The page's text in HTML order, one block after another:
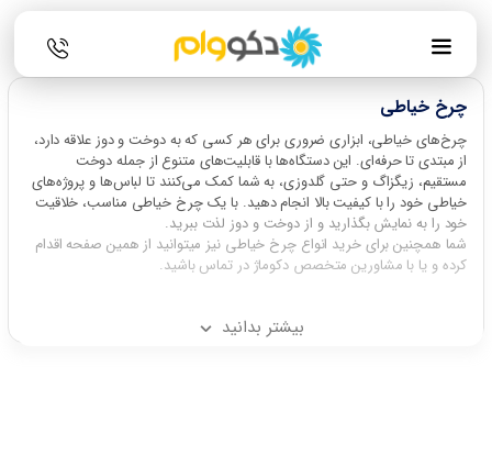
چرخ خیاطی
چرخ‌های خیاطی، ابزاری ضروری برای هر کسی که به دوخت و دوز علاقه دارد،
از مبتدی تا حرفه‌ای. این دستگاه‌ها با قابلیت‌های متنوع از جمله دوخت
مستقیم، زیگزاگ و حتی گلدوزی، به شما کمک می‌کنند تا لباس‌ها و پروژه‌های
خیاطی خود را با کیفیت بالا انجام دهید. با یک چرخ خیاطی مناسب، خلاقیت
خود را به نمایش بگذارید و از دوخت و دوز لذت ببرید.
شما همچنین برای خرید انواع چرخ خیاطی نیز میتوانید از همین صفحه اقدام
کرده و یا با مشاورین متخصص دکوماژ در تماس باشید.
بیشتر بدانید